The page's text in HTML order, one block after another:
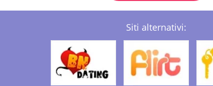
Siti alternativi: